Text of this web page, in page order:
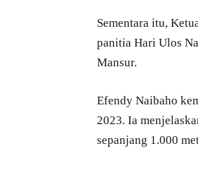
Sementara itu,
panitia Hari Ulos
Mansur.
Efendy Naibaho
2023. Ia
sepanjang 1.000